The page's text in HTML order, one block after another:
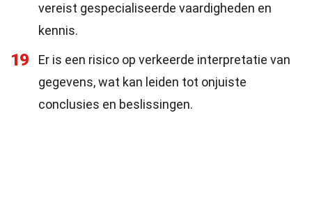
vereist gespecialiseerde vaardigheden en
kennis.
19
Er is een risico op verkeerde interpretatie van
gegevens, wat kan leiden tot onjuiste
conclusies en beslissingen.